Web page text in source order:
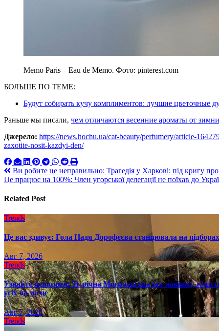
Memo Paris – Eau de Memo. Фото: pinterest.com
БОЛЬШЕ ПО ТЕМЕ:
Будут собирать кучу комплиментов: лучшие цветочные
Раньше мы писали, чем отличаются весенние ароматы от
Джерело: https://news.hochu.ua/cat-beauty/perfumery/article-
zaxotite-nosit-kazdyi-den/
Навигация
по
записям
Ви робите це неправильно: Трагедія у Харкові: під кригу
Це працює на 100%: Член угорської делегації не поїхав до
Related Post
Trends
Це вас здивує: Гола Надя Дорофєєва станцювала на
Авг 7, 2026
Trends
Узнайте першими: 51-річна Могилевська без макіяжу
усіх на місце
Авг 7, 2026
Trends